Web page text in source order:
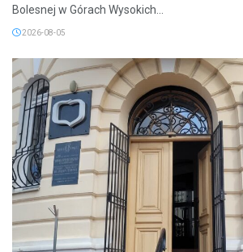
Bolesnej w Górach Wysokich...
2026-08-05